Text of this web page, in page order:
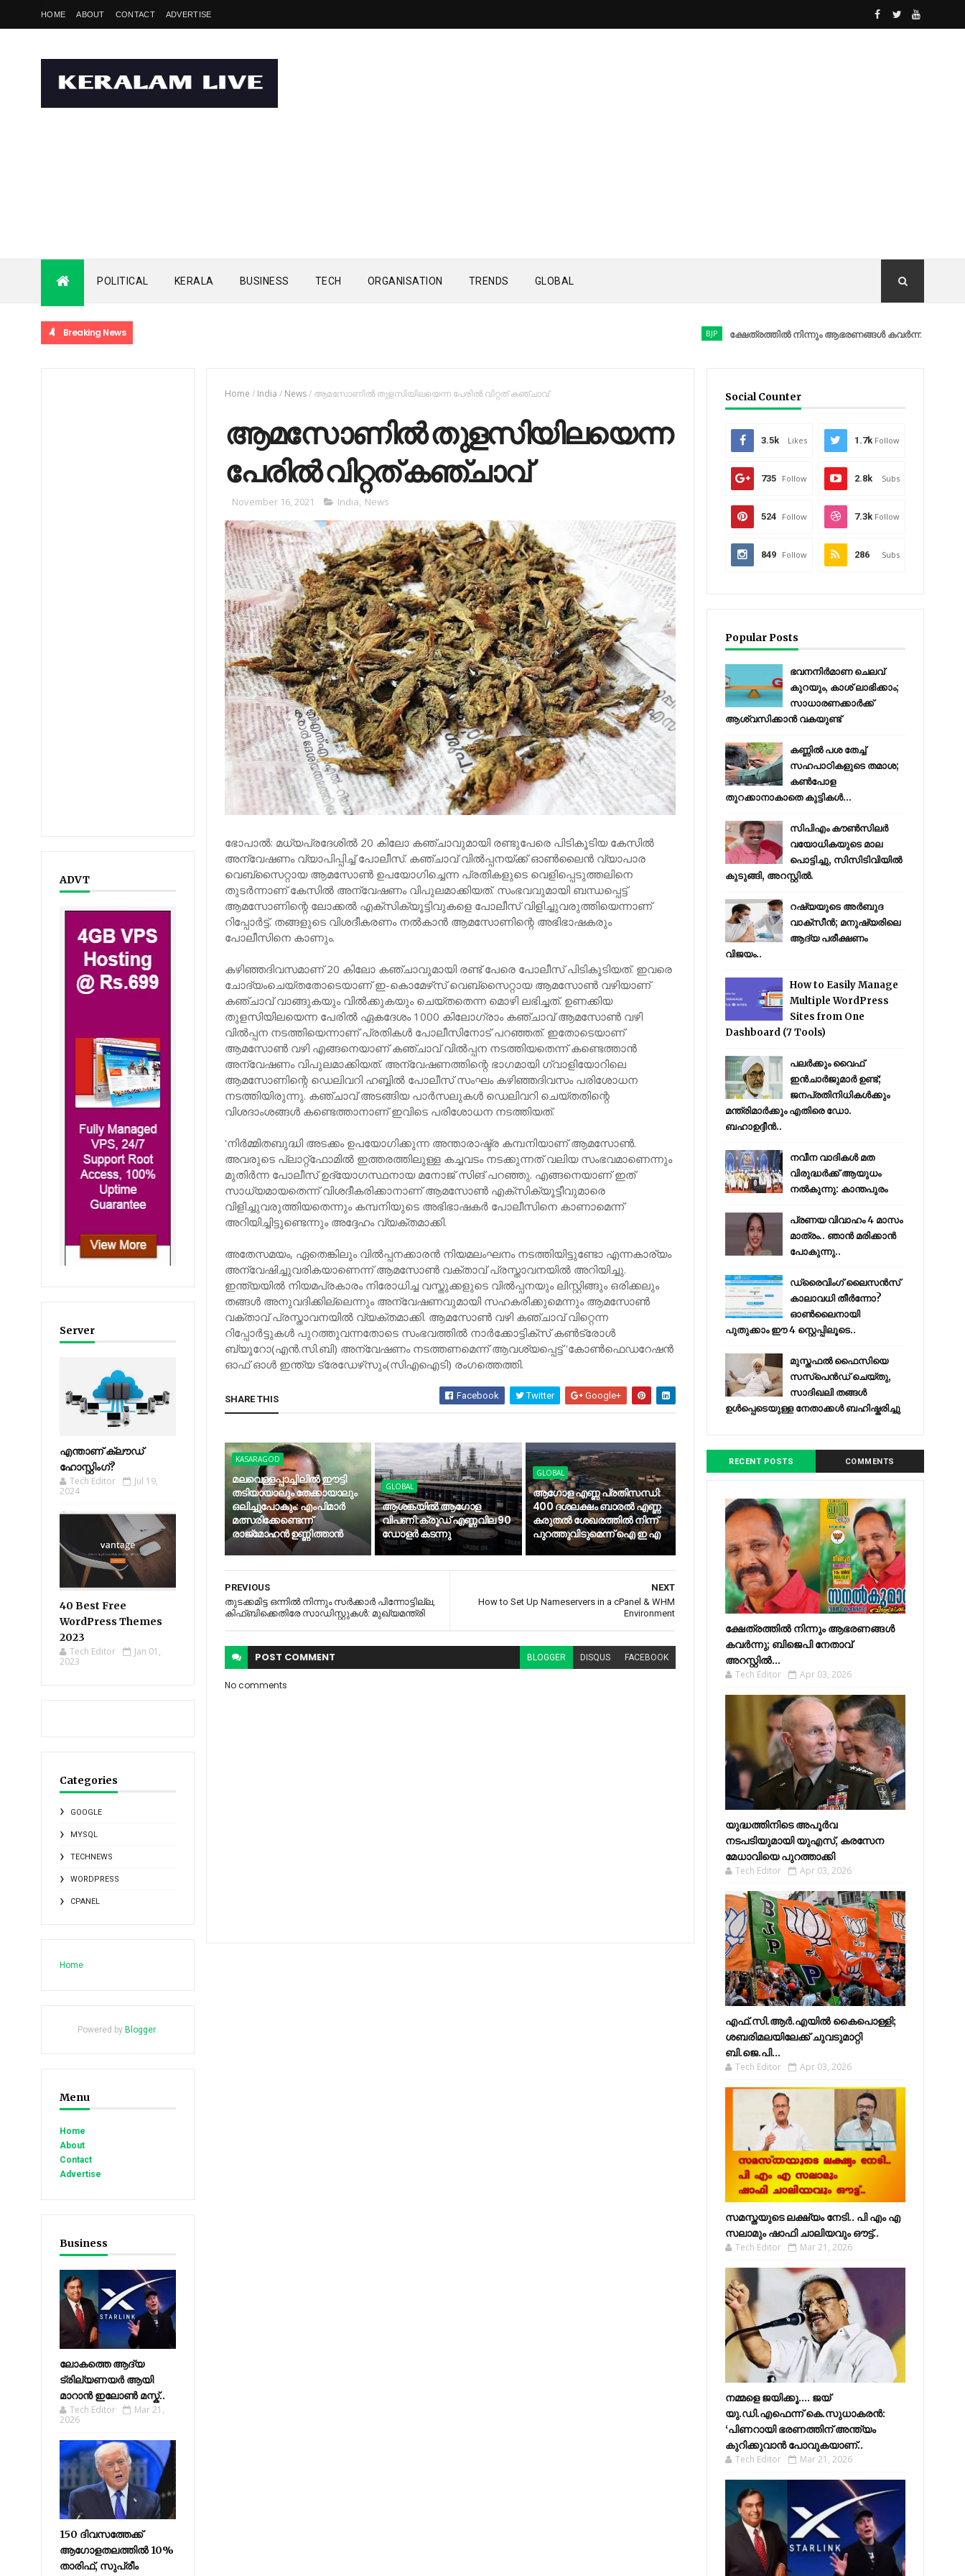
HOME ABOUT CONTACT ADVERTISE
POLITICAL KERALA BUSINESS TECH ORGANISATION TRENDS GLOBAL
Breaking News ക്ഷേത്രത്തിൽ നിന്നും ആഭരണങ്ങൾ കവർന്നു; ബിജെപി നേതാവ്
ADVT
Server
എന്താണ് ക്ലൗഡ്
ഹോസ്റ്റിംഗ്?
Tech Editor
Jul 19,
2024
40 Best Free
WordPress Themes
2023
Tech Editor
Jan 01,
2023
Categories
GOOGLE
MYSQL
TECHNEWS
WORDPRESS
CPANEL
Home
Powered by Blogger.
Menu
Home
About
Contact
Advertise
Business
ലോകത്തെ ആദ്യ
ട്രില്യണയർ ആയി
മാറാൻ ഇലോൺ മസ്ക്..
Tech Editor
Mar 21,
2026
150 ദിവസത്തേക്ക്
ആഗോളതലത്തിൽ 10%
താരിഫ്, സുപ്രീം
Home / India / News/ ആമസോണില്‍ തുളസിയിലയെന്ന പേരില്‍ വിറ്റത് കഞ്ചാവ്
ആമസോണില്‍ തുളസിയിലയെന്ന
പേരില്‍ വിറ്റത് കഞ്ചാവ്
November 16, 2021 India, News
ഭോപാല്‍: മധ്യപ്രദേശില്‍ 20 കിലോ കഞ്ചാവുമായി രണ്ടുപേരെ പിടികൂടിയ കേസില്‍
അന്വേഷണം വ്യാപിപ്പിച്ച് പോലീസ്. കഞ്ചാവ് വില്‍പ്പനയ്ക്ക് ഓണ്‍ലൈന്‍ വ്യാപാര
വെബ്‌സൈറ്റായ ആമസോണ്‍ ഉപയോഗിച്ചെന്ന പ്രതികളുടെ വെളിപ്പെടുത്തലിനെ
തുടര്‍ന്നാണ് കേസില്‍ അന്വേഷണം വിപുലമാക്കിയത്. സംഭവവുമായി ബന്ധപ്പെട്ട്
ആമസോണിന്റെ ലോക്കല്‍ എക്‌സിക്യൂട്ടിവുകളെ പോലീസ് വിളിച്ചുവരുത്തിയെന്നാണ്
റിപ്പോര്‍ട്ട്. തങ്ങളുടെ വിശദീകരണം നല്‍കാന്‍ ആമസോണിന്റെ അഭിഭാഷകരും
പോലീസിനെ കാണും.
കഴിഞ്ഞദിവസമാണ് 20 കിലോ കഞ്ചാവുമായി രണ്ട് പേരെ പോലീസ് പിടികൂടിയത്. ഇവരെ
ചോദ്യംചെയ്തതോടെയാണ് ഇ-കൊമേഴ്‌സ് വെബ്‌സൈറ്റായ ആമസോണ്‍ വഴിയാണ്
കഞ്ചാവ് വാങ്ങുകയും വില്‍ക്കുകയും ചെയ്തതെന്ന മൊഴി ലഭിച്ചത്. ഉണക്കിയ
തുളസിയിലയെന്ന പേരില്‍ ഏകദേശം 1000 കിലോഗ്രാം കഞ്ചാവ് ആമസോണ്‍ വഴി
വില്‍പ്പന നടത്തിയെന്നാണ് പ്രതികള്‍ പോലീസിനോട് പറഞ്ഞത്. ഇതോടെയാണ്
ആമസോണ്‍ വഴി എങ്ങനെയാണ് കഞ്ചാവ് വില്‍പ്പന നടത്തിയതെന്ന് കണ്ടെത്താന്‍
അന്വേഷണം വിപുലമാക്കിയത്. അന്വേഷണത്തിന്റെ ഭാഗമായി ഗ്വാളിയോറിലെ
ആമസോണിന്റെ ഡെലിവറി ഹബ്ബില്‍ പോലീസ് സംഘം കഴിഞ്ഞദിവസം പരിശോധന
നടത്തിയിരുന്നു. കഞ്ചാവ് അടങ്ങിയ പാര്‍സലുകള്‍ ഡെലിവറി ചെയ്തതിന്റെ
വിശദാംശങ്ങള്‍ കണ്ടെത്താനാണ് ഇവിടെ പരിശോധന നടത്തിയത്.
'നിര്‍മ്മിതബുദ്ധി അടക്കം ഉപയോഗിക്കുന്ന അന്താരാഷ്ട്ര കമ്പനിയാണ് ആമസോണ്‍.
അവരുടെ പ്ലാറ്റ്‌ഫോമില്‍ ഇത്തരത്തിലുള്ള കച്ചവടം നടക്കുന്നത് വലിയ സംഭവമാണെന്നും
മുതിര്‍ന്ന പോലീസ് ഉദ്യോഗസ്ഥനായ മനോജ് സിങ് പറഞ്ഞു. എങ്ങനെയാണ് ഇത്
സാധ്യമായതെന്ന് വിശദീകരിക്കാനാണ് ആമസോണ്‍ എക്‌സിക്യൂട്ടീവുമാരെ
വിളിച്ചുവരുത്തിയതെന്നും കമ്പനിയുടെ അഭിഭാഷകര്‍ പോലീസിനെ കാണാമെന്ന്
അറിയിച്ചിട്ടുണ്ടെന്നും അദ്ദേഹം വ്യക്തമാക്കി.
അതേസമയം, ഏതെങ്കിലും വില്‍പ്പനക്കാരന്‍ നിയമലംഘനം നടത്തിയിട്ടുണ്ടോ എന്നകാര്യം
അന്വേഷിച്ചുവരികയാണെന്ന് ആമസോണ്‍ വക്താവ് പ്രസ്താവനയില്‍ അറിയിച്ചു.
ഇന്ത്യയില്‍ നിയമപ്രകാരം നിരോധിച്ച വസ്തുക്കളുടെ വില്‍പ്പനയും ലിസ്റ്റിങ്ങും ഒരിക്കലും
തങ്ങള്‍ അനുവദിക്കില്ലെന്നും അന്വേഷണവുമായി സഹകരിക്കുമെന്നും ആമസോണ്‍
വക്താവ് പ്രസ്താവനയില്‍ വ്യക്തമാക്കി. ആമസോണ്‍ വഴി കഞ്ചാവ് വിറ്റെന്ന
റിപ്പോര്‍ട്ടുകള്‍ പുറത്തുവന്നതോടെ സംഭവത്തില്‍ നാര്‍ക്കോട്ടിക്‌സ് കണ്‍ട്രോള്‍
ബ്യൂറോ(എന്‍.സി.ബി) അന്വേഷണം നടത്തണമെന്ന് ആവശ്യപ്പെട്ട് 'കോണ്‍ഫെഡറേഷന്‍
ഓഫ് ഓള്‍ ഇന്ത്യ ട്രേഡേഴ്‌സും(സിഎഐടി) രംഗത്തെത്തി.
SHARE THIS Facebook Twitter Google+
KASARAGOD
മലവെള്ളപ്പാച്ചിലില്‍ ഈട്ടി
തടിയായാലും തേക്കായാലും
ഒലിച്ചുപോകും: എംപിമാര്‍
മത്സരിക്കേണ്ടെന്ന്
രാജ്‌മോഹന്‍ ഉണ്ണിത്താന്‍
GLOBAL
ആശങ്കയിൽ ആഗോള
വിപണി:ക്രൂഡ് എണ്ണവില 90
ഡോളർ കടന്നു
GLOBAL
ആഗോള എണ്ണ പ്രതിസന്ധി:
400 ദശലക്ഷം ബാരൽ എണ്ണ
കരുതൽ ശേഖരത്തിൽ നിന്ന്
പുറത്തുവിടുമെന്ന് ഐ ഇ എ
NEXT
How to Set Up Nameservers in a cPanel & WHM
Environment
PREVIOUS
തുടക്കമിട്ട ഒന്നില്‍ നിന്നും സര്‍ക്കാര്‍ പിന്നോട്ടില്ല,
കിഫ്ബിക്കെതിരേ സാഡിസ്റ്റുകൾ: മുഖ്യമന്ത്രി
POST COMMENT BLOGGER DISQUS FACEBOOK
No comments
Social Counter
3.5k Likes 1.7k Follow
735 Follow 2.8k Subs
524 Follow 7.3k Follow
849 Follow 286 Subs
Popular Posts
ഭവനനിർമാണ ചെലവ്
കുറയും, കാശ് ലാഭിക്കാം;
സാധാരണക്കാർക്ക്
ആശ്വസിക്കാൻ വകയുണ്ട്
കണ്ണിൽ പശ തേച്ച്
സഹപാഠികളുടെ തമാശ;
കൺപോള
തുറക്കാനാകാതെ കുട്ടികൾ...
സിപിഎം കൗണ്‍സിലര്‍
വയോധികയുടെ മാല
പൊട്ടിച്ചു, സിസിടിവിയില്‍
കുടുങ്ങി, അറസ്റ്റില്‍.
റഷ്യയുടെ അര്‍ബുദ
വാക്‌സീന്‍; മനുഷ്യരിലെ
ആദ്യ പരീക്ഷണം
വിജയം..
How to Easily Manage
Multiple WordPress
Sites from One
Dashboard (7 Tools)
പലർക്കും വൈഫ്
ഇൻചാർജുമാർ ഉണ്ട്;
ജനപ്രതിനിധികൾക്കും
മന്ത്രിമാർക്കും എതിരെ ഡോ.
ബഹാഉദ്ദീൻ..
നവീന വാദികൾ മത
വിരുദ്ധർക്ക് ആയുധം
നൽകുന്നു: കാന്തപുരം
പ്രണയ വിവാഹം 4 മാസം
മാത്രം.. ഞാൻ മരിക്കാൻ
പോകുന്നു..
ഡ്രൈവിംഗ് ലൈസൻസ്
കാലാവധി തീർന്നോ?
ഓൺലൈനായി
പുതുക്കാം ഈ 4 സ്റ്റെപ്പിലൂടെ..
മുസ്തഫൽ ഫൈസിയെ
സസ്‌പെൻഡ് ചെയ്തു,
സാദിഖലി തങ്ങൾ
ഉൾപ്പെടെയുള്ള നേതാക്കൾ ബഹിഷ്കരിച്ചു
RECENT POSTS COMMENTS
ക്ഷേത്രത്തിൽ നിന്നും ആഭരണങ്ങൾ
കവർന്നു; ബിജെപി നേതാവ്
അറസ്റ്റിൽ...
Tech Editor Apr 03, 2026
യുദ്ധത്തിനിടെ അപൂർവ
നടപടിയുമായി യുഎസ്, കരസേന
മേധാവിയെ പുറത്താക്കി
Tech Editor Apr 03, 2026
എഫ്​.സി.ആർ.എയിൽ കൈപൊള്ളി;
ശബരിമലയിലേക്ക്​ ചുവടുമാറ്റി
ബി.ജെ.പി...
Tech Editor Apr 03, 2026
സമസ്തയുടെ ലക്ഷ്യം നേടി.. പി എം എ
സലാമും ഷാഫി ചാലിയവും ഔട്ട്..
Tech Editor Mar 21, 2026
നമ്മളെ ജയിക്കൂ.... ജയ്
യു.ഡി.എഫെന്ന് കെ.സുധാകരൻ:
‘പിണറായി ഭരണത്തിന് അന്ത്യം
കുറിക്കുവാൻ പോവുകയാണ്..
Tech Editor Mar 21, 2026